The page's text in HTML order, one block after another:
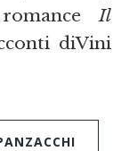
Il
diVini